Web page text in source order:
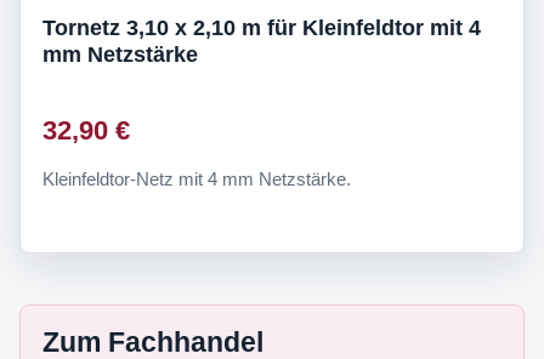
Tornetz 3,10 x 2,10 m für Kleinfeldtor mit 4
mm Netzstärke
32,90 €
Kleinfeldtor-Netz mit 4 mm Netzstärke.
Zum Fachhandel